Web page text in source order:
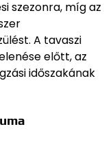
szezonra, míg az
A tavaszi
előtt, az
időszakának